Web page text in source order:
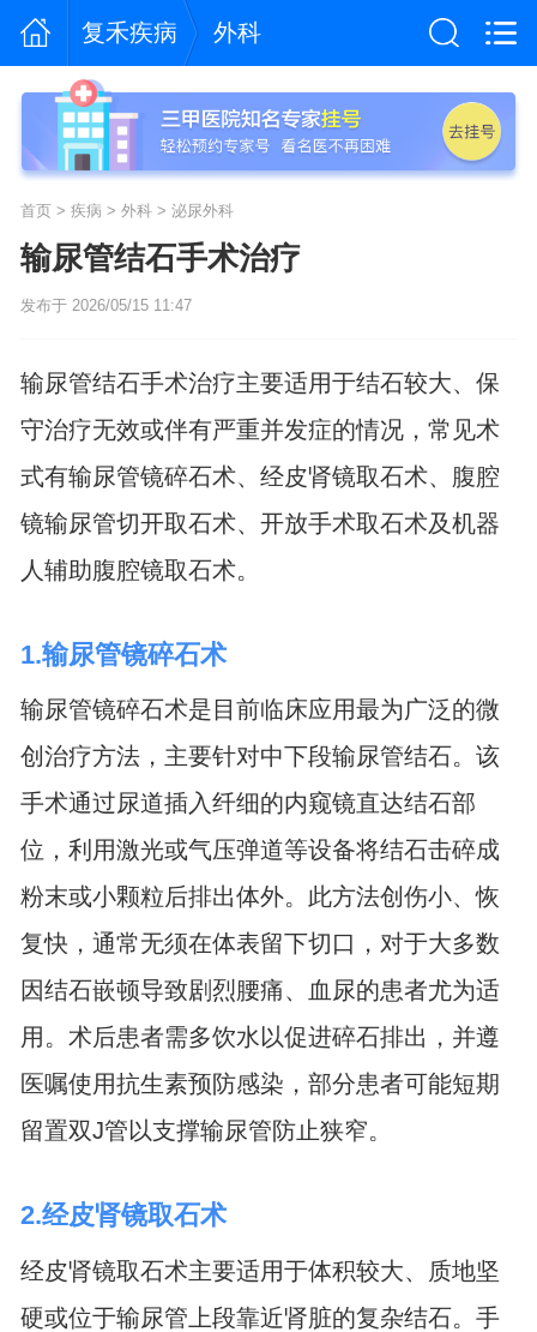
复禾疾病 外科
首页> 疾病 > 外科> 泌尿外科
输尿管结石手术治疗
发布于 2026/05/15 11:47
输尿管结石手术治疗主要适用于结石较大、保
守治疗无效或伴有严重并发症的情况，常见术
式有输尿管镜碎石术、经皮肾镜取石术、腹腔
镜输尿管切开取石术、开放手术取石术及机器
人辅助腹腔镜取石术。
1.输尿管镜碎石术
输尿管镜碎石术是目前临床应用最为广泛的微
创治疗方法，主要针对中下段输尿管结石。该
手术通过尿道插入纤细的内窥镜直达结石部
位，利用激光或气压弹道等设备将结石击碎成
粉末或小颗粒后排出体外。此方法创伤小、恢
复快，通常无须在体表留下切口，对于大多数
因结石嵌顿导致剧烈腰痛、血尿的患者尤为适
用。术后患者需多饮水以促进碎石排出，并遵
医嘱使用抗生素预防感染，部分患者可能短期
留置双J管以支撑输尿管防止狭窄。
2.经皮肾镜取石术
经皮肾镜取石术主要适用于体积较大、质地坚
硬或位于输尿管上段靠近肾脏的复杂结石。手